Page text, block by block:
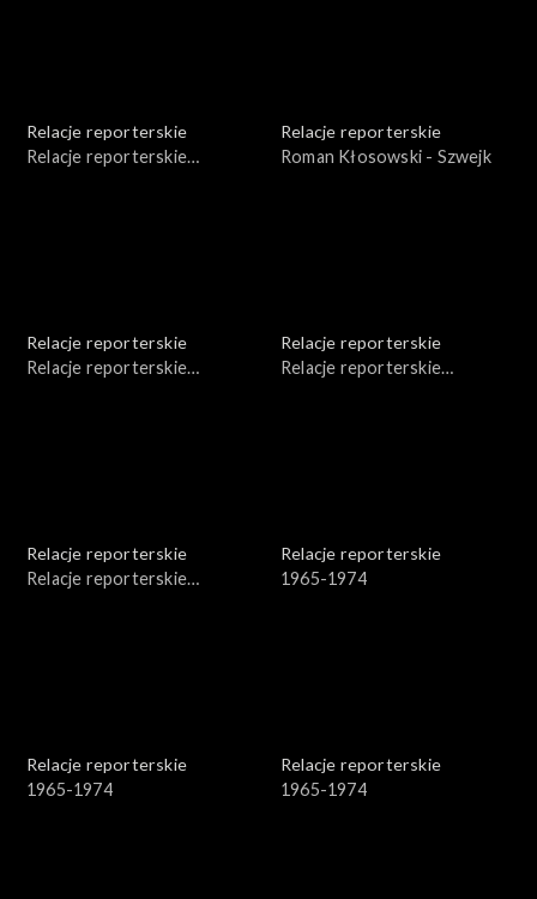
Relacje reporterskie
Relacje reporterskie
Relacje reporterskie
Roman Kłosowski - Szwejk
Relacje reporterskie
Relacje reporterskie
Relacje reporterskie
Relacje reporterskie
Relacje reporterskie
Relacje reporterskie
Relacje reporterskie
1965-1974
Relacje reporterskie
1965-1974
Relacje reporterskie
1965-1974